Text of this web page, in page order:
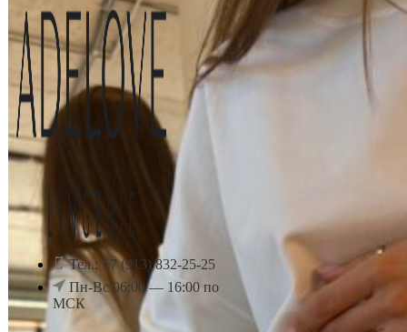
Тел.: +7 (913) 832-25-25
Пн-Вс 06:00 — 16:00 по
МСК